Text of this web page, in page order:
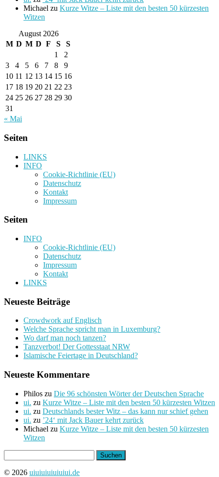
Michael zu Kurze Witze – Liste mit den besten 50 kürzesten
Witzen
August 2026
M D M D F S
S
1
2
3
4 5 6 7 8
9
10 11 12 13 14 15 16
17 18 19 20 21 22 23
24 25 26 27 28 29 30
31
« Mai
Seiten
LINKS
INFO
Cookie-Richtlinie (EU)
Datenschutz
Kontakt
Impressum
Seiten
INFO
Cookie-Richtlinie (EU)
Datenschutz
Impressum
Kontakt
LINKS
Neueste Beiträge
Crowdwork auf Englisch
Welche Sprache spricht man in Luxemburg?
Wo darf man noch tanzen?
Tanzverbot! Der Gottesstaat NRW
Islamische Feiertage in Deutschland?
Neueste Kommentare
Philos zu Die 96 schönsten Wörter der Deutschen Sprache
ui. zu Kurze Witze – Liste mit den besten 50 kürzesten Witzen
ui. zu Deutschlands bester Witz – das kann nur schief gehen
ui. zu ’24‘ mit Jack Bauer kehrt zurück
Michael zu Kurze Witze – Liste mit den besten 50 kürzesten
Witzen
nach:
© 2026 uiuiuiuiuiuiui.de